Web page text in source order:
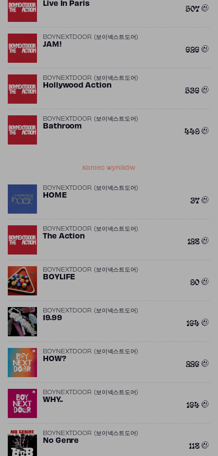
Live In Paris 507
BOYNEXTDOOR (보이넥스트도어)
JAM! 626
BOYNEXTDOOR (보이넥스트도어)
Hollywood Action 536
BOYNEXTDOOR (보이넥스트도어)
Bathroom 449
Koniec wyników
BOYNEXTDOOR (보이넥스트도어)
HOME 37
BOYNEXTDOOR (보이넥스트도어)
The Action 128
BOYNEXTDOOR (보이넥스트도어)
BOYLIFE 90
BOYNEXTDOOR (보이넥스트도어)
19.99 164
BOYNEXTDOOR (보이넥스트도어)
HOW? 226
BOYNEXTDOOR (보이넥스트도어)
WHY.. 164
BOYNEXTDOOR (보이넥스트도어)
No Genre 118